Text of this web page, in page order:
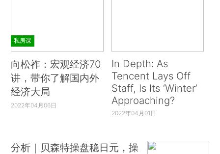
私房课
向松祚：宏观经济70
讲，带你了解国内外
经济大局
2022年04月06日
In Depth: As
Tencent Lays Off
Staff, Is Its ‘Winter’
Approaching?
2022年04月01日
分析｜贝森特操盘稳日元，操